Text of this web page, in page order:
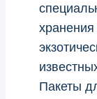
хранения
Пакеты